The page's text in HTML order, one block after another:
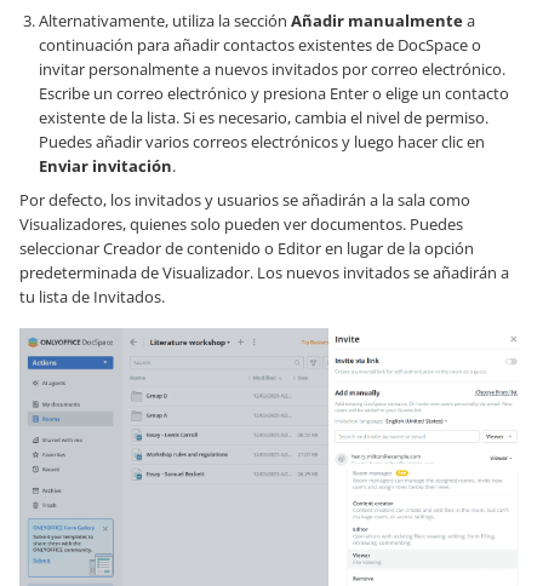
Alternativamente, utiliza la sección Añadir manualmentea
continuación para añadir contactos existentes de DocSpace o
invitar personalmente a nuevos invitados por correo electrónico.
Escribe un correo electrónico y presiona Enter o elige un contacto
existente de la lista. Si es necesario, cambia el nivel de permiso.
Puedes añadir varios correos electrónicos y luego hacer clic en
Enviar invitación.
Por defecto, los invitados y usuarios se añadirán a la sala como
Visualizadores, quienes solo pueden ver documentos. Puedes
seleccionar Creador de contenido o Editor en lugar de la opción
predeterminada de Visualizador. Los nuevos invitados se añadirán a
tu lista de Invitados.